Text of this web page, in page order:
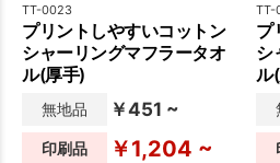
TT-0023
プリントしやすいコットン
シャーリングマフラータオ
ル(厚手)
無地品 ￥451 ~
印刷品 ￥1,204 ~
TT-
プ
シ
ル